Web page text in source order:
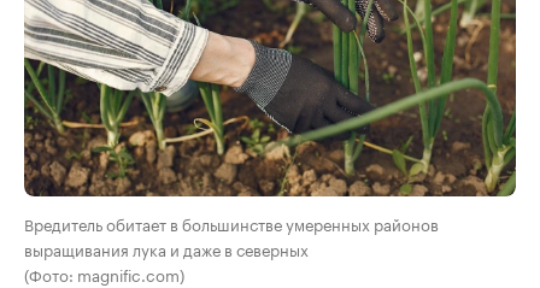
Вредитель обитает в большинстве умеренных районов
выращивания лука и даже в северных
(Фото: magnific.com)